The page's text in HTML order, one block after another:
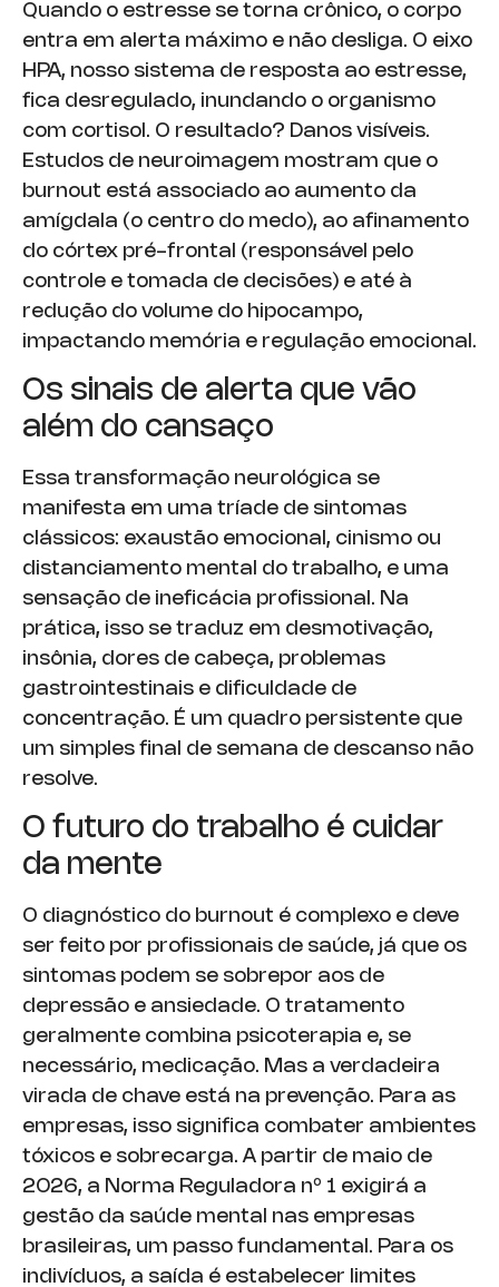
Quando o estresse se torna crônico, o corpo
entra em alerta máximo e não desliga. O eixo
HPA, nosso sistema de resposta ao estresse,
fica desregulado, inundando o organismo
com cortisol. O resultado? Danos visíveis.
Estudos de neuroimagem mostram que o
burnout está associado ao aumento da
amígdala (o centro do medo), ao afinamento
do córtex pré-frontal (responsável pelo
controle e tomada de decisões) e até à
redução do volume do hipocampo,
impactando memória e regulação emocional.
Os sinais de alerta que vão
além do cansaço
Essa transformação neurológica se
manifesta em uma tríade de sintomas
clássicos: exaustão emocional, cinismo ou
distanciamento mental do trabalho, e uma
sensação de ineficácia profissional. Na
prática, isso se traduz em desmotivação,
insônia, dores de cabeça, problemas
gastrointestinais e dificuldade de
concentração. É um quadro persistente que
um simples final de semana de descanso não
resolve.
O futuro do trabalho é cuidar
da mente
O diagnóstico do burnout é complexo e deve
ser feito por profissionais de saúde, já que os
sintomas podem se sobrepor aos de
depressão e ansiedade. O tratamento
geralmente combina psicoterapia e, se
necessário, medicação. Mas a verdadeira
virada de chave está na prevenção. Para as
empresas, isso significa combater ambientes
tóxicos e sobrecarga. A partir de maio de
2026, a Norma Reguladora nº 1 exigirá a
gestão da saúde mental nas empresas
brasileiras, um passo fundamental. Para os
indivíduos, a saída é estabelecer limites